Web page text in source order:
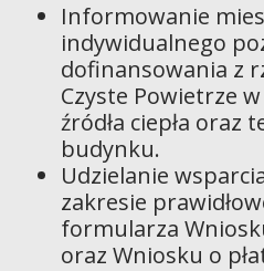
Informowanie
indywidualnego
dofinansowania z
Czyste Powietrze
źródła ciepła oraz
budynku.
Udzielanie
zakresie
formularza
oraz Wniosku o